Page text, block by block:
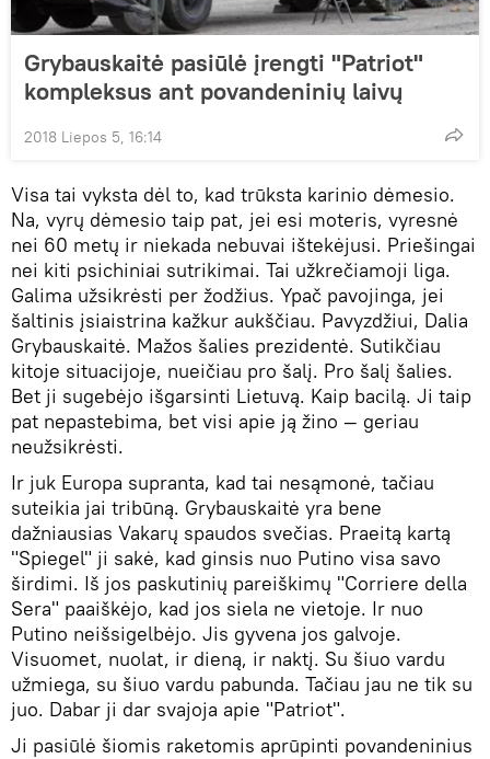
Grybauskaitė pasiūlė įrengti "Patriot"
kompleksus ant povandeninių laivų
2018 Liepos 5, 16:14
Visa tai vyksta dėl to, kad trūksta karinio dėmesio.
Na, vyrų dėmesio taip pat, jei esi moteris, vyresnė
nei 60 metų ir niekada nebuvai ištekėjusi. Priešingai
nei kiti psichiniai sutrikimai. Tai užkrečiamoji liga.
Galima užsikrėsti per žodžius. Ypač pavojinga, jei
šaltinis įsiaistrina kažkur aukščiau. Pavyzdžiui, Dalia
Grybauskaitė. Mažos šalies prezidentė. Sutikčiau
kitoje situacijoje, nueičiau pro šalį. Pro šalį šalies.
Bet ji sugebėjo išgarsinti Lietuvą. Kaip bacilą. Ji taip
pat nepastebima, bet visi apie ją žino — geriau
neužsikrėsti.
Ir juk Europa supranta, kad tai nesąmonė, tačiau
suteikia jai tribūną. Grybauskaitė yra bene
dažniausias Vakarų spaudos svečias. Praeitą kartą
"Spiegel" ji sakė, kad ginsis nuo Putino visa savo
širdimi. Iš jos paskutinių pareiškimų "Corriere della
Sera" paaiškėjo, kad jos siela ne vietoje. Ir nuo
Putino neišsigelbėjo. Jis gyvena jos galvoje.
Visuomet, nuolat, ir dieną, ir naktį. Su šiuo vardu
užmiega, su šiuo vardu pabunda. Tačiau jau ne tik su
juo. Dabar ji dar svajoja apie "Patriot".
Ji pasiūlė šiomis raketomis aprūpinti povandeninius